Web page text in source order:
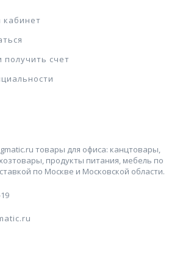
кабинет
получить счет
товары для офиса: канцтовары,
продукты питания, мебель по
по Москве и Московской области.